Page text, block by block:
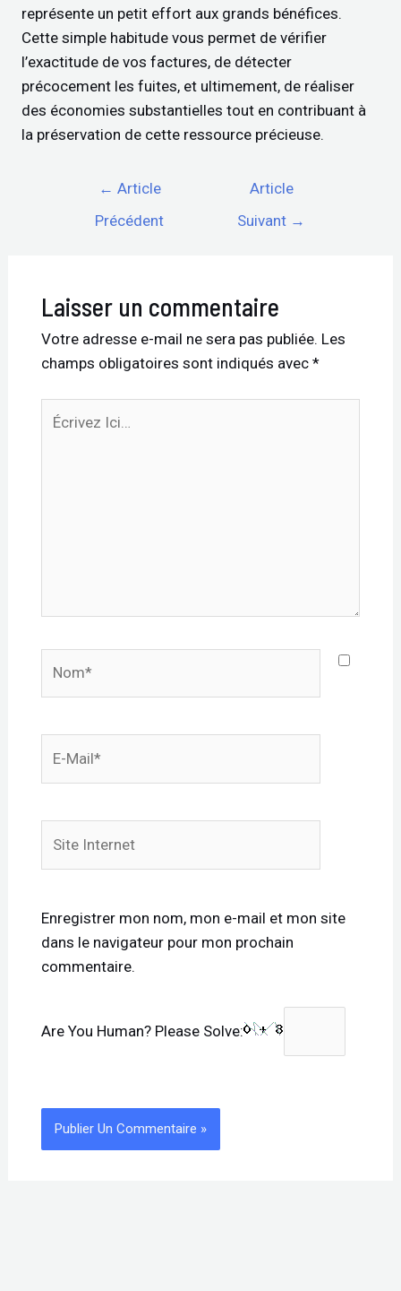
représente un petit effort aux grands bénéfices.
Cette simple habitude vous permet de vérifier
l’exactitude de vos factures, de détecter
précocement les fuites, et ultimement, de réaliser
des économies substantielles tout en contribuant à
la préservation de cette ressource précieuse.
← Article
Précédent
Article
Suivant →
Laisser un commentaire
Votre adresse e-mail ne sera pas publiée. Les
champs obligatoires sont indiqués avec *
Ici…
mail*
Internet
Enregistrer mon nom, mon e-mail et mon site
dans le navigateur pour mon prochain
commentaire.
Are You Human? Please Solve: